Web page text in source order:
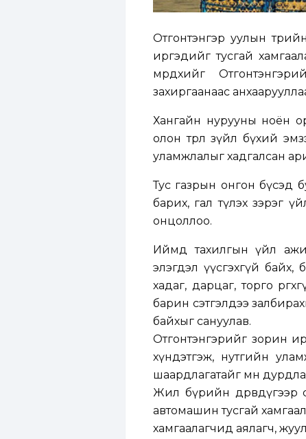
Отгонтэнгэр уулын
иргэдийг тусгай
мөрдөхийг
захиргаанаас
Хангайн нурууны ноён
олон төрөл зүйл бүхий
уламжлалыг хадгалсан
Тус газрын онгон бүсэд
барих, гал түлэх зэрэг
онцоллоо.
Иймд тахилгын үйл
элэгдэл үүсгэхгүй байх,
хадаг, дарцаг, торго
барин сэтгэлдээ
байхыг сануулав.
Отгонтэнгэрийг зорин
хүндэтгэж, нутгийн
шаардлагатайг мөн
Жил бүрийн дөрөвдүгээр
автомашин тусгай
хамгаалагчид аялагч,